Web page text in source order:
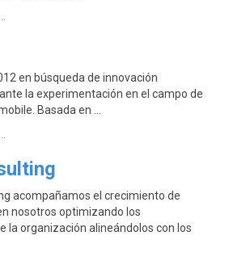
en búsqueda de innovación
la experimentación en el campo de
Basada en …
acompañamos el crecimiento de
nosotros optimizando los
la organización alineándolos con los